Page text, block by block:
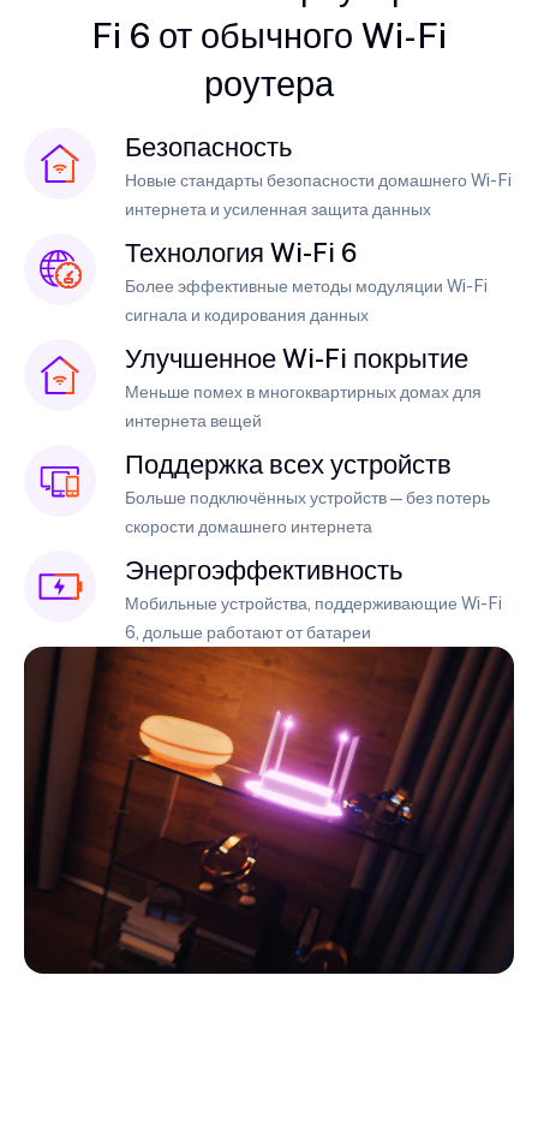
Fi 6 от обычного Wi-Fi
роутера
Безопасность
Новые стандарты безопасности домашнего Wi-Fi
интернета и усиленная защита данных
Технология Wi-Fi 6
Более эффективные методы модуляции Wi-Fi
сигнала и кодирования данных
Улучшенное Wi-Fi покрытие
Меньше помех в многоквартирных домах для
интернета вещей
Поддержка всех устройств
Больше подключённых устройств — без потерь
скорости домашнего интернета
Энергоэффективность
Мобильные устройства, поддерживающие Wi-Fi
6, дольше работают от батареи